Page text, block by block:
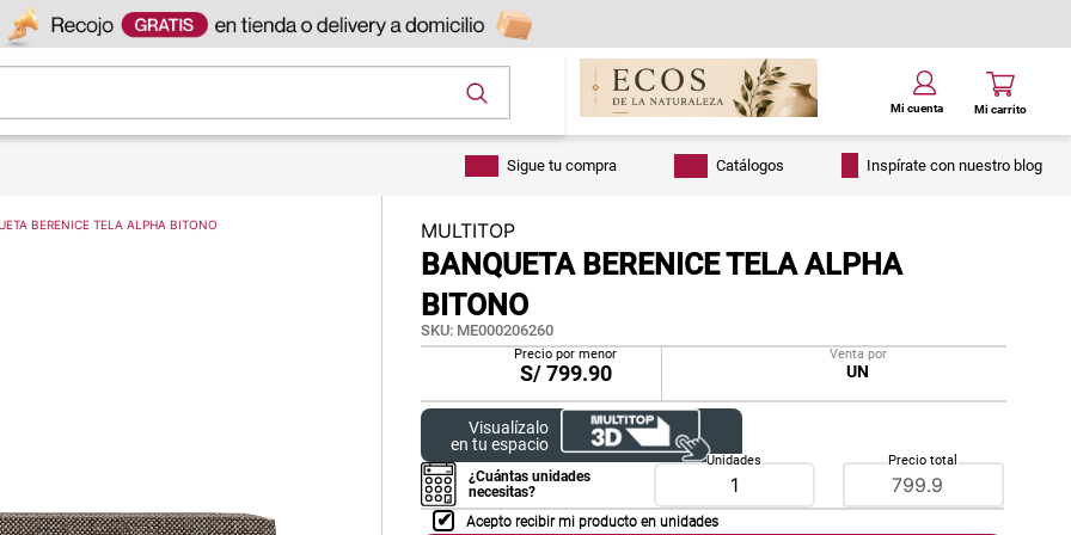
Sigue tu compra Catálogos Inspírate con nuestro blog
BERENICE TELA ALPHA BITONO MULTITOP
BANQUETA BERENICE TELA ALPHA
BITONO
SKU: ME000206260
Precio por menor
S/799.90
Venta por
UN
Visualízalo
en tu espacio
¿Cuántas unidades
necesitas?
Unidades Precio total
Acepto recibir mi producto en unidades